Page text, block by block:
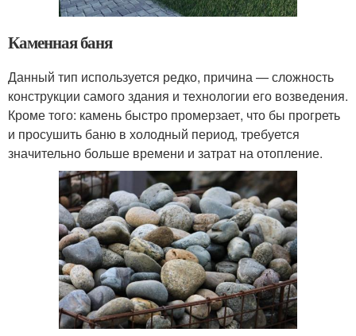
Каменная баня
Данный тип используется редко, причина — сложность
конструкции самого здания и технологии его возведения.
Кроме того: камень быстро промерзает, что бы прогреть
и просушить баню в холодный период, требуется
значительно больше времени и затрат на отопление.